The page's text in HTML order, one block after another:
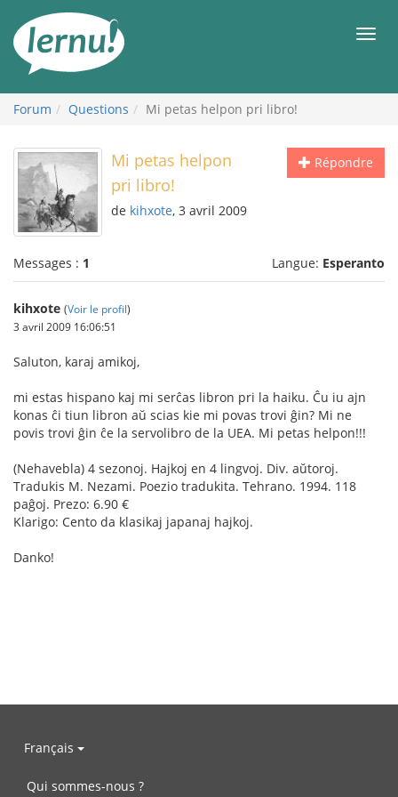
contenu
Forum Questions Mi petas helpon pri libro!
Répondre
Mi petas helpon
pri libro!
de kihxote, 3 avril 2009
Messages : 1 Langue: Esperanto
kihxote (Voir le profil)
3 avril 2009 16:06:51
Saluton, karaj amikoj,
mi estas hispano kaj mi serĉas libron pri la haiku. Ĉu iu ajn
konas ĉi tiun libron aŭ scias kie mi povas trovi ĝin? Mi ne
povis trovi ĝin ĉe la servolibro de la UEA. Mi petas helpon!!!
(Nehavebla) 4 sezonoj. Hajkoj en 4 lingvoj. Div. aŭtoroj.
Tradukis M. Nezami. Poezio tradukita. Tehrano. 1994. 118
paĝoj. Prezo: 6.90 €
Klarigo: Cento da klasikaj japanaj hajkoj.
Danko!
Français
Qui sommes-nous ?